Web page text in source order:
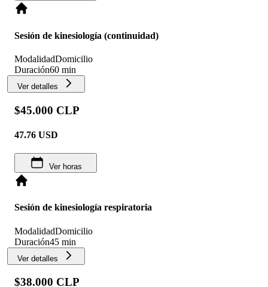
Sesión de kinesiología (continuidad)
ModalidadDomicilio
Duración60 min
Ver detalles
$45.000 CLP
47.76 USD
Ver horas
Sesión de kinesiología respiratoria
ModalidadDomicilio
Duración45 min
Ver detalles
$38.000 CLP